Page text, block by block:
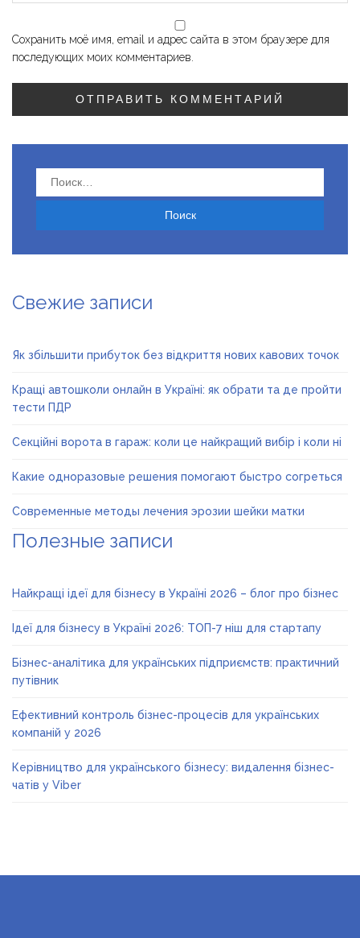
Сохранить моё имя, email и адрес сайта в этом браузере для
последующих моих комментариев.
Найти:
Свежие записи
Як збільшити прибуток без відкриття нових кавових точок
Кращі автошколи онлайн в Україні: як обрати та де пройти
тести ПДР
Секційні ворота в гараж: коли це найкращий вибір і коли ні
Какие одноразовые решения помогают быстро согреться
Современные методы лечения эрозии шейки матки
Полезные записи
Найкращі ідеї для бізнесу в Україні 2026 – блог про бізнес
Ідеї для бізнесу в Україні 2026: ТОП-7 ніш для стартапу
Бізнес-аналітика для українських підприємств: практичний
путівник
Ефективний контроль бізнес-процесів для українських
компаній у 2026
Керівництво для українського бізнесу: видалення бізнес-
чатів у Viber